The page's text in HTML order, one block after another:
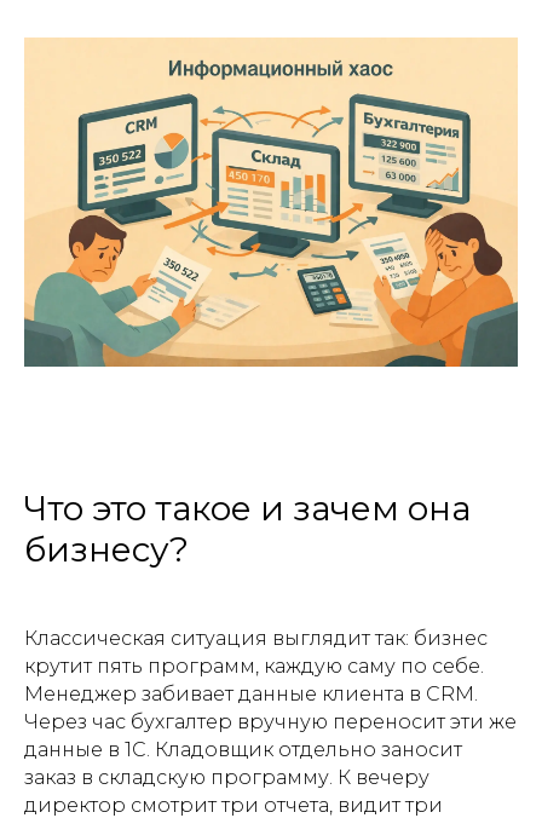
Что это такое и зачем она
бизнесу?
Классическая ситуация выглядит так: бизнес
крутит пять программ, каждую саму по себе.
Менеджер забивает данные клиента в CRM.
Через час бухгалтер вручную переносит эти же
данные в 1С. Кладовщик отдельно заносит
заказ в складскую программу. К вечеру
директор смотрит три отчета, видит три